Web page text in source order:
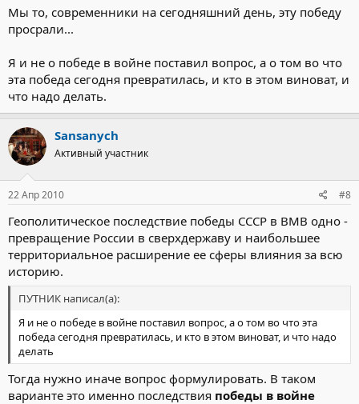
Мы то, современники на сегодняшний день, эту победу
просрали...
Я и не о победе в войне поставил вопрос, а о том во что
эта победа сегодня превратилась, и кто в этом виноват, и
что надо делать.
Sansanych
Активный участник
22 Апр 2010 #8
Геополитическое последствие победы СССР в ВМВ одно -
превращение России в сверхдержаву и наибольшее
территориальное расширение ее сферы влияния за всю
историю.
ПУТНИК написал(а):
Я и не о победе в войне поставил вопрос, а о том во что эта
победа сегодня превратилась, и кто в этом виноват, и что надо
делать
Тогда нужно иначе вопрос формулировать. В таком
варианте это именно последствия победы в войне